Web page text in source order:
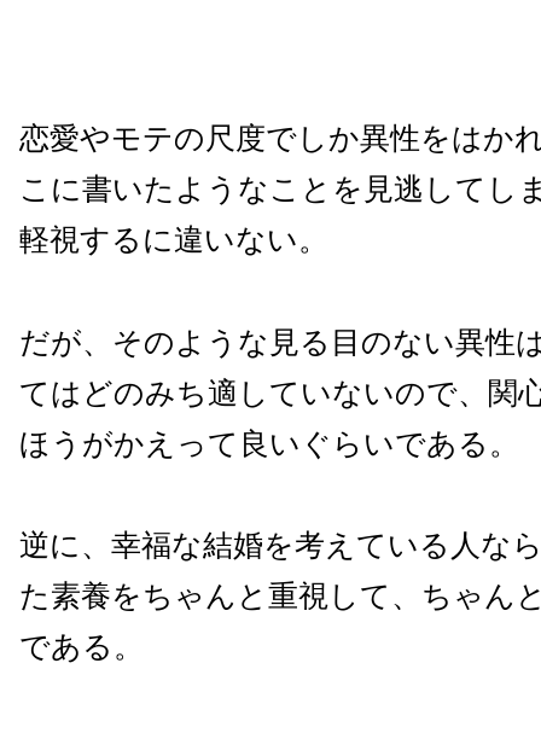
恋愛やモテの尺度でしか異性をはか
こに書いたようなことを見逃してし
軽視するに違いない。
だが、そのような見る目のない異性
てはどのみち適していないので、関
ほうがかえって良いぐらいである。
逆に、幸福な結婚を考えている人な
た素養をちゃんと重視して、ちゃん
である。